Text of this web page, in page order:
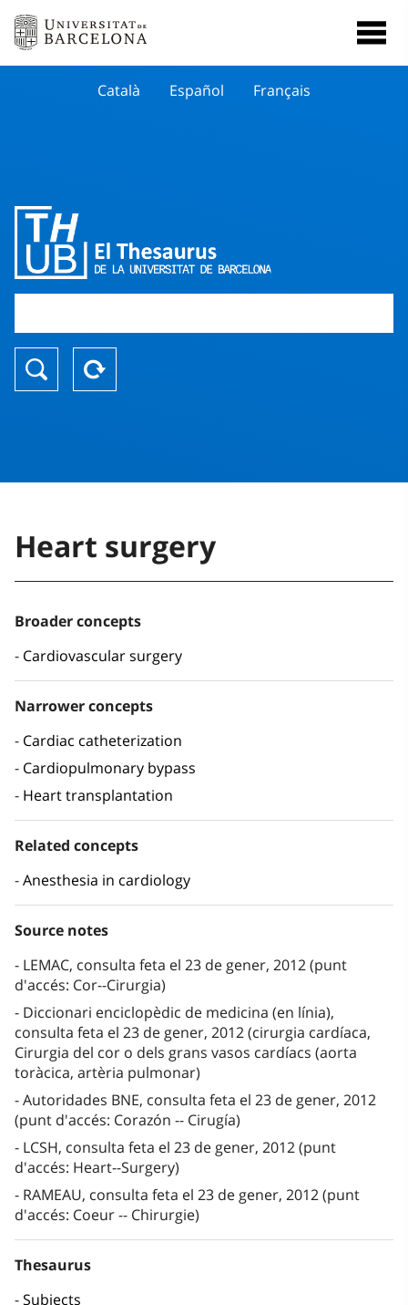
Català Español Français
Heart surgery
Broader concepts
Cardiovascular surgery
Narrower concepts
Cardiac catheterization
Cardiopulmonary bypass
Heart transplantation
Related concepts
Anesthesia in cardiology
Source notes
LEMAC, consulta feta el 23 de gener, 2012 (punt
d'accés: Cor--Cirurgia)
Diccionari enciclopèdic de medicina (en línia),
consulta feta el 23 de gener, 2012 (cirurgia cardíaca,
Cirurgia del cor o dels grans vasos cardíacs (aorta
toràcica, artèria pulmonar)
Autoridades BNE, consulta feta el 23 de gener, 2012
(punt d'accés: Corazón -- Cirugía)
LCSH, consulta feta el 23 de gener, 2012 (punt
d'accés: Heart--Surgery)
RAMEAU, consulta feta el 23 de gener, 2012 (punt
d'accés: Coeur -- Chirurgie)
Thesaurus
Subjects